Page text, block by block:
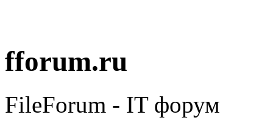
fforum.ru
FileForum - IT форум